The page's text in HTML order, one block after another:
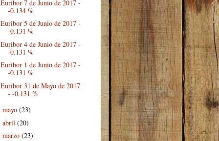
Euribor 7 de Junio de 2017 -
-0.134 %
Euribor 5 de Junio de 2017 -
-0.131 %
Euribor 4 de Junio de 2017 -
-0.131 %
Euribor 1 de Junio de 2017 -
-0.131 %
Euribor 31 de Mayo de 2017
- -0.131 %
mayo (23)
abril (20)
marzo (23)